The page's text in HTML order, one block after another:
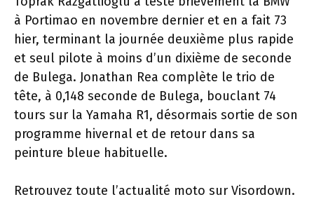
à Portimao en novembre dernier et en a fait 73
hier, terminant la journée deuxième plus rapide
et seul pilote à moins d’un dixième de seconde
de Bulega. Jonathan Rea complète le trio de
tête, à 0,148 seconde de Bulega, bouclant 74
tours sur la Yamaha R1, désormais sortie de son
programme hivernal et de retour dans sa
peinture bleue habituelle.
Retrouvez toute l’actualité moto sur Visordown.